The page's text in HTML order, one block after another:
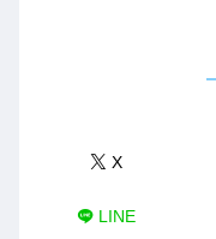
X
LINE